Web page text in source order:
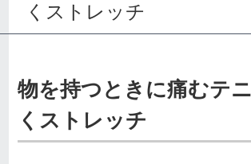
くストレッチ
物を持つときに痛むテ
くストレッチ